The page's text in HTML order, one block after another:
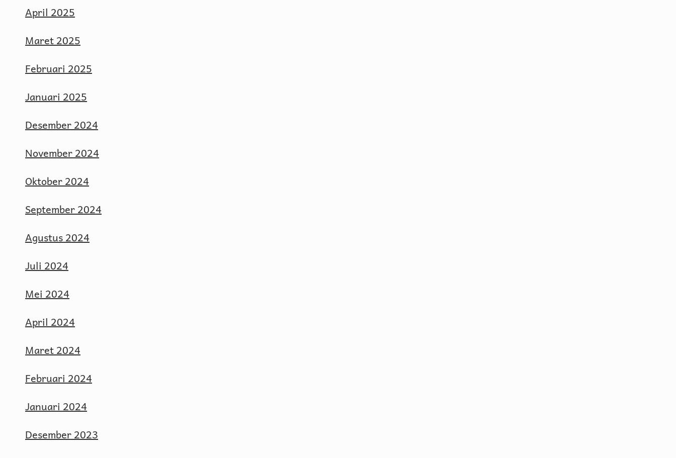
April 2025
Maret 2025
Februari 2025
Januari 2025
Desember 2024
November 2024
Oktober 2024
September 2024
Agustus 2024
Juli 2024
Mei 2024
April 2024
Maret 2024
Februari 2024
Januari 2024
Desember 2023